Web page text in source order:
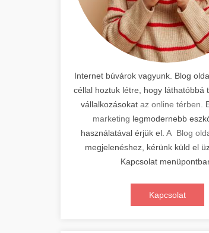
Internet búvárok vagyunk. Blog
céllal hoztuk létre, hogy láthatóbbá
vállalkozásokat az online térben.
marketing legmodernebb
használatával érjük el. A Blog
megjelenéshez, kérünk küld el
Kapcsolat
Kapcsolat